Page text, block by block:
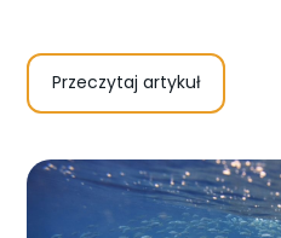
Przeczytaj artykuł